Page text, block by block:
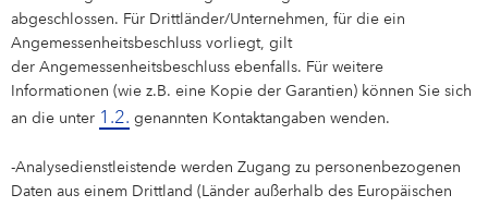
abgeschlossen. Für Drittländer/Unternehmen, für die ein
Angemessenheitsbeschluss vorliegt, gilt
der Angemessenheitsbeschluss ebenfalls. Für weitere
Informationen (wie z.B. eine Kopie der Garantien) können Sie sich
an die unter 1.2. genannten Kontaktangaben wenden.
-Analysedienstleistende werden Zugang zu personenbezogenen
Daten aus einem Drittland (Länder außerhalb des Europäischen